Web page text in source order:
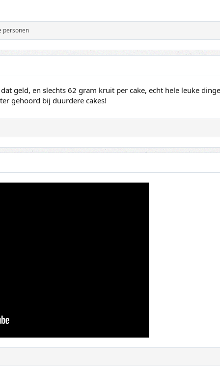
personen
geld, en slechts 62 gram kruit per cake, echt hele leuke
gehoord bij duurdere cakes!